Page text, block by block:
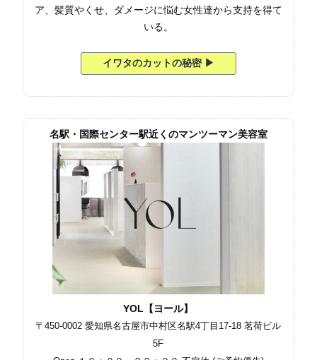
ア、髪質やくせ、ダメージに悩む女性達から支持を得て
いる。
イワタのカットの秘密 ▶︎
名駅・国際センター駅近くのマンツーマン美容室
YOL【ヨール】
〒450-0002 愛知県名古屋市中村区名駅4丁目17-18 茗荷ビル
5F